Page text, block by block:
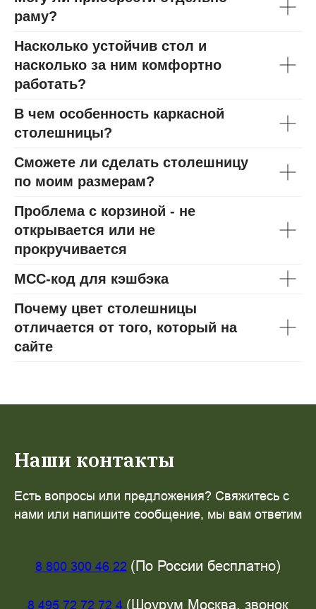
раму?
Насколько устойчив стол и
насколько за ним комфортно
работать?
В чем особенность каркасной
столешницы?
Сможете ли сделать столешницу
по моим размерам?
Проблема с корзиной - не
открывается или не
прокручивается
МСС-код для кэшбэка
Почему цвет столешницы
отличается от того, который на
сайте
Наши контакты
Есть вопросы или предложения? Свяжитесь с
нами или напишите сообщение, мы вам ответим
8 800 300 46 22 (По России бесплатно)
8 495 72 72 72 4 (Шоурум Москва, звонок